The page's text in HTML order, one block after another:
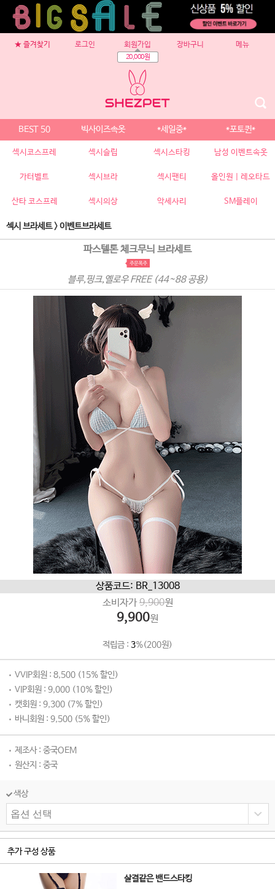
★ 즐겨찾기 로그인 회원가입
20,000원
장바구니 메뉴
BEST 50 빅사이즈속옷 *세일중* *포토퀸*
섹시코스프레 섹시슬립 섹시스타킹 남성 이벤트속옷
가터벨트 섹시브라 섹시팬티 올인원 | 레오타드
산타 코스프레 섹시의상 악세사리 SM플레이
섹시 브라세트>이벤트브라세트
파스텔톤 체크무늬 브라세트
블루,핑크,옐로우 FREE (44~88 공용)
상품코드: BR_13008
소비자가9,900원
9,900원
적립금 : 3%(200원)
VVIP회원 : 8,500 (15% 할인)
VIP회원 : 9,000 (10% 할인)
캣회원 : 9,300 (7% 할인)
바니회원 : 9,500 (5% 할인)
제조사 : 중국OEM
원산지 : 중국
색상
추가 구성 상품
살결같은 밴드스타킹